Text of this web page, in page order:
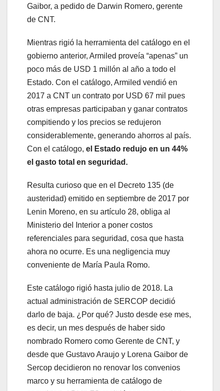
Gaibor, a pedido de Darwin Romero, gerente
de CNT.
Mientras rigió la herramienta del catálogo en el
gobierno anterior, Armiled proveía “apenas” un
poco más de USD 1 millón al año a todo el
Estado. Con el catálogo, Armiled vendió en
2017 a CNT un contrato por USD 67 mil pues
otras empresas participaban y ganar contratos
compitiendo y los precios se redujeron
considerablemente, generando ahorros al país.
Con el catálogo, el Estado redujo en un 44%
el gasto total en seguridad.
Resulta curioso que en el Decreto 135 (de
austeridad) emitido en septiembre de 2017 por
Lenin Moreno, en su artículo 28, obliga al
Ministerio del Interior a poner costos
referenciales para seguridad, cosa que hasta
ahora no ocurre. Es una negligencia muy
conveniente de María Paula Romo.
Este catálogo rigió hasta julio de 2018. La
actual administración de SERCOP decidió
darlo de baja. ¿Por qué? Justo desde ese mes,
es decir, un mes después de haber sido
nombrado Romero como Gerente de CNT, y
desde que Gustavo Araujo y Lorena Gaibor de
Sercop decidieron no renovar los convenios
marco y su herramienta de catálogo de